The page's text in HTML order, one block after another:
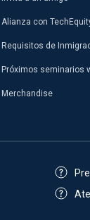
Alianza con
Requisitos de
Próximos seminarios
Merchandise